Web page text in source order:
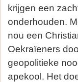
krijgen een
onderhouden.
nou een
Oekraïeners
geopolitieke
apekool. Het